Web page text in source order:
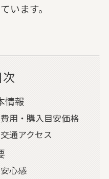
います。
次
情報
用・購入目安価格
通アクセス
心感